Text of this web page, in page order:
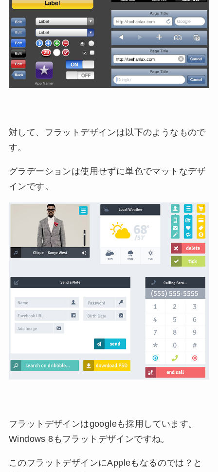
対して、フラットデザインは以下のようなもので
す。
グラデーションは使用せずに単色でマットなデザ
インです。
フラットデザインはgoogleも採用しています。
Windows 8もフラットデザインですね。
このフラットデザインにAppleもなるのでは？と